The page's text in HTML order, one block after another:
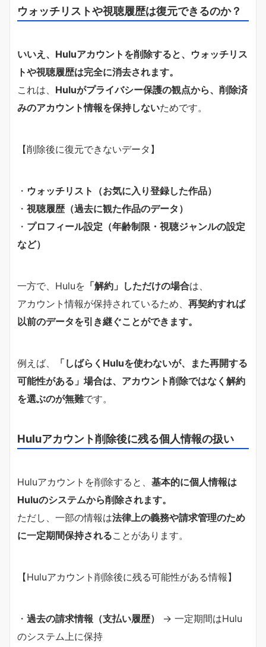
ウォッチリストや視聴履歴は復元できるのか？
いいえ、Huluアカウントを削除すると、ウォッチリス
トや視聴履歴は完全に消去されます。
これは、 Huluがプライバシー保護の観点から、削除済
みのアカウント情報を保持しないためです。
【削除後に復元できないデータ】
・ ウォッチリスト（お気に入り登録した作品）
・ 視聴履歴（過去に観た作品のデータ）
・ プロフィール設定（年齢制限・視聴ジャンルの設定
など）
一方で、Huluを 「解約」しただけの場合は、
アカウント情報が保持されているため、 再契約すれば
以前のデータを引き継ぐことができます。
例えば、
「しばらくHuluを使わないが、また再開する
可能性がある」場合は、アカウント削除ではなく解約
を選ぶのが無難です。
Huluアカウント削除後に残る個人情報の扱い
Huluアカウントを削除すると、 基本的に個人情報は
Huluのシステムから削除されます。
ただし、一部の情報は法律上の義務や請求管理のため
に一定期間保持されることがあります。
【Huluアカウント削除後に残る可能性がある情報】
・ 過去の請求情報（支払い履歴）
→ 一定期間はHulu
のシステム上に保持